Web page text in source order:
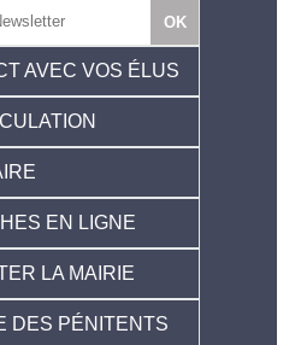
AVEC VOS ÉLUS
EN LIGNE
LA MAIRIE
DES PÉNITENTS